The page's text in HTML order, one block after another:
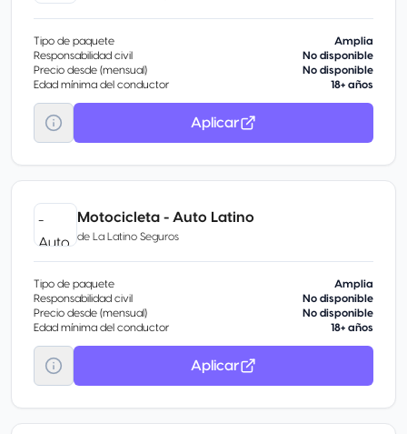
Tipo de paquete
Amplia
Responsabilidad civil
No disponible
Precio desde (mensual)
No disponible
Edad mínima del conductor
18+ años
Aplicar
Motocicleta - Auto Latino
de La Latino Seguros
Tipo de paquete
Amplia
Responsabilidad civil
No disponible
Precio desde (mensual)
No disponible
Edad mínima del conductor
18+ años
Aplicar